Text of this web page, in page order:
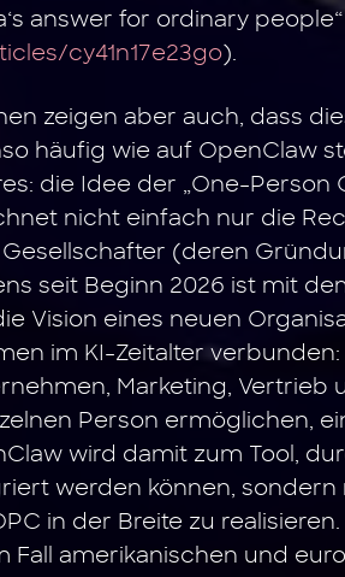
answer for ordinary people“
cy41n17e23go).
zeigen aber auch, dass
häufig wie auf OpenClaw
die Idee der „One-Person
nicht einfach nur die
(deren
seit Beginn 2026 ist mit
Vision eines neuen
im KI-Zeitalter
Marketing, Vertrieb
Person ermöglichen,
wird damit zum Tool,
werden können,
in der Breite zu
Fall amerikanischen und